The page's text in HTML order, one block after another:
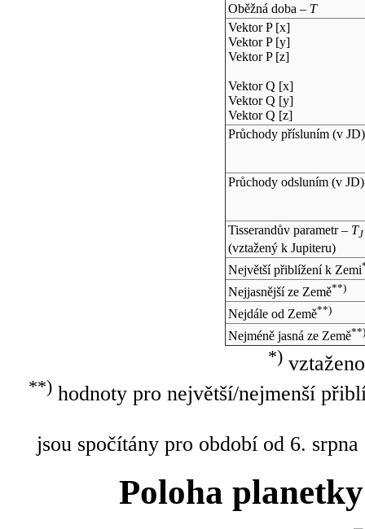
Oběžná doba – T
Vektor P [x]
Vektor P [y]
Vektor P [z]
Vektor Q [x]
Vektor Q [y]
Vektor Q [z]
Průchody přísluním (v JD)
Průchody odsluním (v JD)
Tisserandův parametr – TJ
(vztažený k Jupiteru)
Největší přiblížení k Zemi
Nejjasnější ze Země**)
Nejdále od Země**)
Nejméně jasná ze Země**)
*)
**)hodnoty pro největší/nejmenší
jsou spočítány pro období od 6.
Poloha